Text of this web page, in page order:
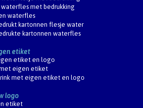
met bedrukking
waterfles
kartonnen flesje water
kartonnen waterfles
etiket
etiket en logo
eigen etiket
met eigen etiket en logo
logo
etiket